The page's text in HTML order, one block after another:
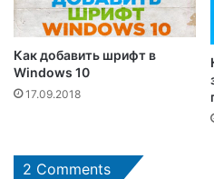
Как добавить шрифт в
Windows 10
17.09.2018
2 Comments